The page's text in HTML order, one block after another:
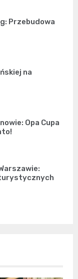
Przebudowa
na
Opa Cupa